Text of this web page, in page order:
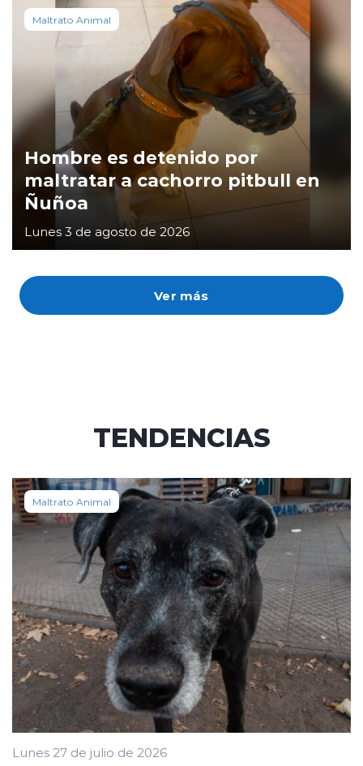
Ver más
Maltrato Animal
Hombre es detenido por
maltratar a cachorro pitbull en
Ñuñoa
Lunes 3 de agosto de 2026
TENDENCIAS
Maltrato Animal
Lunes 27 de julio de 2026